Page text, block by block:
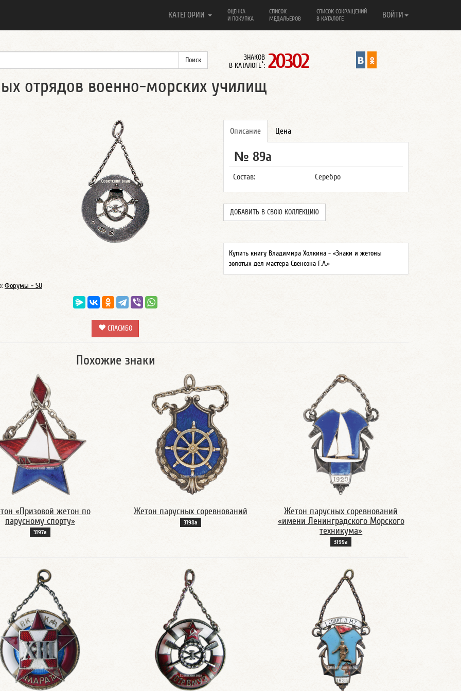
КАТЕГОРИИ
ОЦЕНКА
И ПОКУПКА
СПИСОК
МЕДАЛЬЕРОВ
СПИСОК СОКРАЩЕНИЙ
В КАТАЛОГЕ
ВОЙТИ
ЗНАКОВ
В КАТАЛОГЕ*: 20302
отрядов военно-морских училищ
Описание Цена
№ 89а
Состав: Серебро
ДОБАВИТЬ В СВОЮ КОЛЛЕКЦИЮ
Купить книгу Владимира Холкина - «Знаки и жетоны
золотых дел мастера Свенсона Г.А.»
Форумы - SU
СПАСИБО
Похожие знаки
«Призовой жетон по
парусному спорту»
3197а
Жетон парусных соревнований
3198а
Жетон парусных соревнований
«имени Ленинградского Морского
техникума»
3199а